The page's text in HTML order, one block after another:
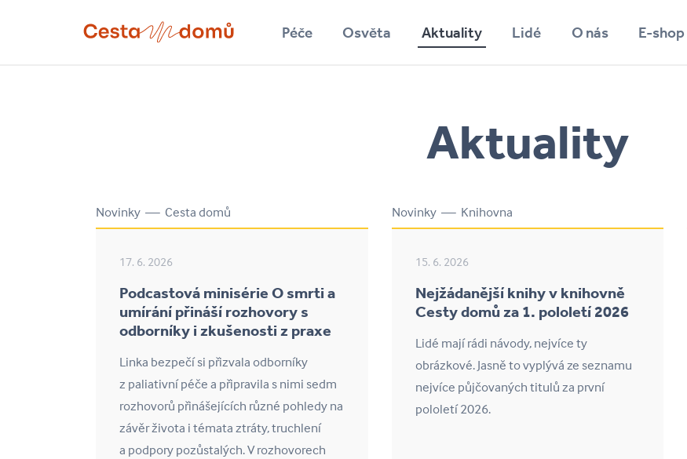
Přejít k hlavnímu obsahu Péče Osvěta Aktuality Lidé O nás E-shop
Aktuality
Novinky — Cesta domů
17. 6. 2026
Podcastová minisérie O smrti a
umírání přináší rozhovory s
odborníky i zkušenosti z praxe
Linka bezpečí si přizvala odborníky
z paliativní péče a připravila s nimi sedm
rozhovorů přinášejících různé pohledy na
závěr života i témata ztráty, truchlení
a podpory pozůstalých. V rozhovorech
Novinky — Knihovna
15. 6. 2026
Nejžádanější knihy v knihovně
Cesty domů za 1. pololetí 2026
Lidé mají rádi návody, nejvíce ty
obrázkové. Jasně to vyplývá ze seznamu
nejvíce půjčovaných titulů za první
pololetí 2026.